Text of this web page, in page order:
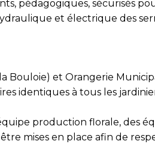
pédagogiques, sécurisés
et électrique des
Bouloie) et Orangerie
identiques à tous les
production florale, des
mises en place afin de